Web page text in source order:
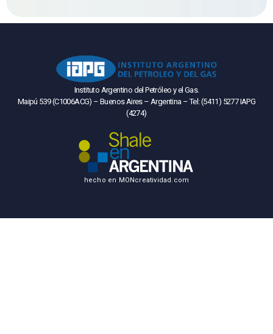
Instituto Argentino del Petróleo y el Gas.
Maipú 539 (C1006ACG) – Buenos Aires – Argentina – Tel: (5411) 5277 IAPG
(4274)
hecho en MONcreatividad.com